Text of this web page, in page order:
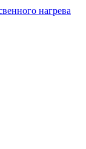
нагрева